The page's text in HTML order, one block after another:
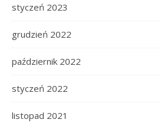
styczeń 2023
grudzień 2022
październik 2022
styczeń 2022
listopad 2021